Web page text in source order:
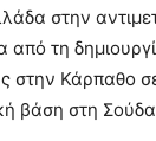
στην
από τη
στην Κάρπαθο
βάση στη